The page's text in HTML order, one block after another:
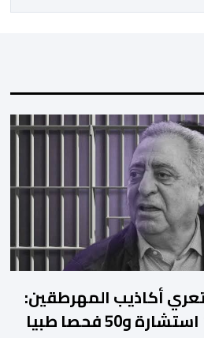
غير مألوف عن الخط التحريري
أكاذيب المهرطقين: